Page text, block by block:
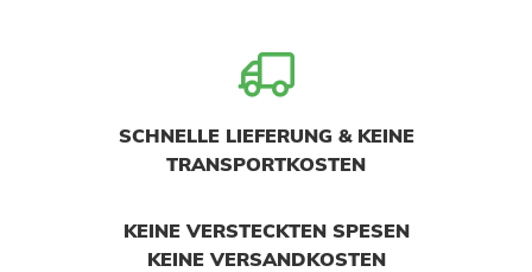
SCHNELLE LIEFERUNG & KEINE
TRANSPORTKOSTEN
KEINE VERSTECKTEN SPESEN
KEINE VERSANDKOSTEN